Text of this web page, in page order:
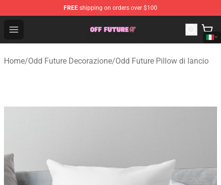
FREE shipping on orders over $100
Open menu
Odd Future Store - Official Odd Future Merchandise Shop
Home/Odd Future Decorazione/Odd Future Pillow di lancio